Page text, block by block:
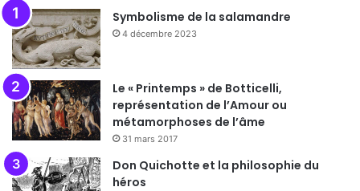
Symbolisme de la salamandre
4 décembre 2023
Le « Printemps » de Botticelli,
représentation de l’Amour ou
métamorphoses de l’âme
31 mars 2017
Don Quichotte et la philosophie du
héros